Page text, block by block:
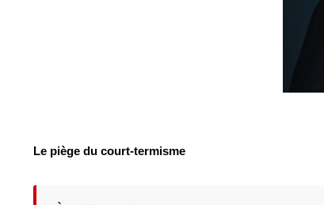
Le piège du court-termisme